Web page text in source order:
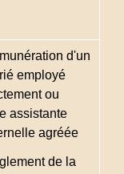
d'un
employé
ou
assistante
agréée
de la